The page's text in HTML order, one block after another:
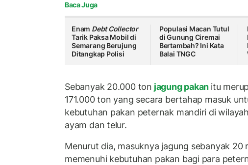
Baca Juga
Enam Debt Collector
Tarik Paksa Mobil di
Semarang Berujung
Ditangkap Polisi
Populasi Macan Tutul
di Gunung Ciremai
Bertambah? Ini Kata
Balai TNGC
Sebanyak 20.000 ton jagung pakan itu
171.000 ton yang secara bertahap masuk
kebutuhan pakan peternak mandiri di
ayam dan telur.
Menurut dia, masuknya jagung sebanyak 20
memenuhi kebutuhan pakan bagi para